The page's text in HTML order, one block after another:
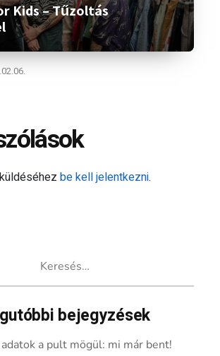
Kids – Tűzoltás
be kell jelentkezni.
bejegyzések
a pult mögül: mi már bent!